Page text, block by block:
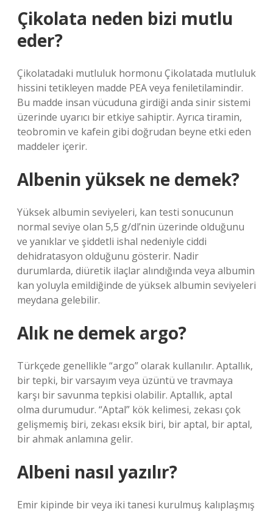
Çikolata neden bizi mutlu
eder?
Çikolatadaki mutluluk hormonu Çikolatada mutluluk
hissini tetikleyen madde PEA veya feniletilamindir.
Bu madde insan vücuduna girdiği anda sinir sistemi
üzerinde uyarıcı bir etkiye sahiptir. Ayrıca tiramin,
teobromin ve kafein gibi doğrudan beyne etki eden
maddeler içerir.
Albenin yüksek ne demek?
Yüksek albumin seviyeleri, kan testi sonucunun
normal seviye olan 5,5 g/dl’nin üzerinde olduğunu
ve yanıklar ve şiddetli ishal nedeniyle ciddi
dehidratasyon olduğunu gösterir. Nadir
durumlarda, diüretik ilaçlar alındığında veya albumin
kan yoluyla emildiğinde de yüksek albumin seviyeleri
meydana gelebilir.
Alık ne demek argo?
Türkçede genellikle “argo” olarak kullanılır. Aptallık,
bir tepki, bir varsayım veya üzüntü ve travmaya
karşı bir savunma tepkisi olabilir. Aptallık, aptal
olma durumudur. “Aptal” kök kelimesi, zekası çok
gelişmemiş biri, zekası eksik biri, bir aptal, bir aptal,
bir ahmak anlamına gelir.
Albeni nasıl yazılır?
Emir kipinde bir veya iki tanesi kurulmuş kalıplaşmış